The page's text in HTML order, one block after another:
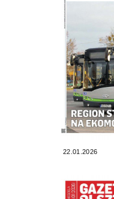
22.01.2026